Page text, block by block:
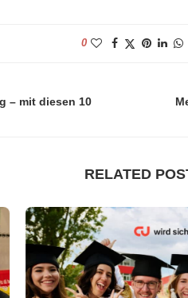
0
– mit diesen 10
RELATED